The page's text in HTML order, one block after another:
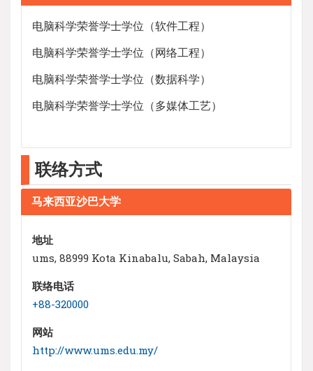
电脑科学荣誉学士学位（软件工程）
电脑科学荣誉学士学位（网络工程）
电脑科学荣誉学士学位（数据科学）
电脑科学荣誉学士学位（多媒体工艺）
联络方式
马来西亚沙巴大学
地址
ums, 88999 Kota Kinabalu, Sabah, Malaysia
联络电话
+88-320000
网站
http://www.ums.edu.my/